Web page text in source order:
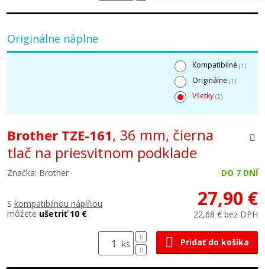
Originálne náplne
Kompatibilné (1)
Originálne (1)
Všetky (2)
Brother TZE-161, 36 mm, čierna
tlač na priesvitnom podklade
Značka: Brother DO 7 DNÍ
S kompatibilnou náplňou
môžete ušetriť 10 €
27,90 €
22,68 € bez DPH
ks Pridať do košíka